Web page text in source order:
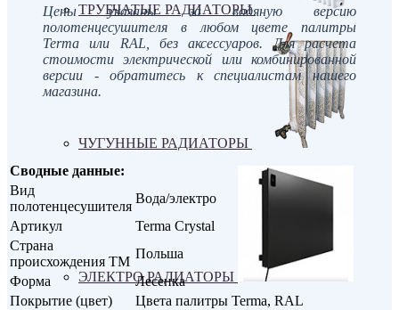
ТРУБЧАТЫЕ РАДИАТОРЫ
ЧУГУННЫЕ РАДИАТОРЫ
ЭЛЕКТРО РАДИАТОРЫ
Цены указаны за водяную версию
полотенцесушителя в любом цвете палитры
Terma или RAL, без аксессуаров. Для расчета
стоимости электрической или комбинированной
версии - обратитесь к специалистам нашего
магазина.
Сводные данные:
Вид
полотенцесушителя
Вода/электро
Артикул
Terma Crystal
Страна
происхождения ТМ
Польша
Форма
Лесенка
Покрытие (цвет)
Цвета палитры Terma, RAL